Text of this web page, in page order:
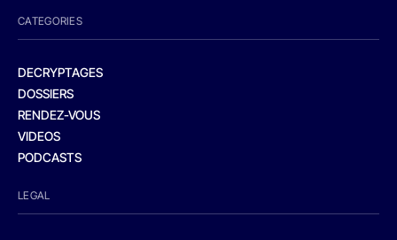
CATEGORIES
DECRYPTAGES
DOSSIERS
RENDEZ-VOUS
VIDEOS
PODCASTS
LEGAL